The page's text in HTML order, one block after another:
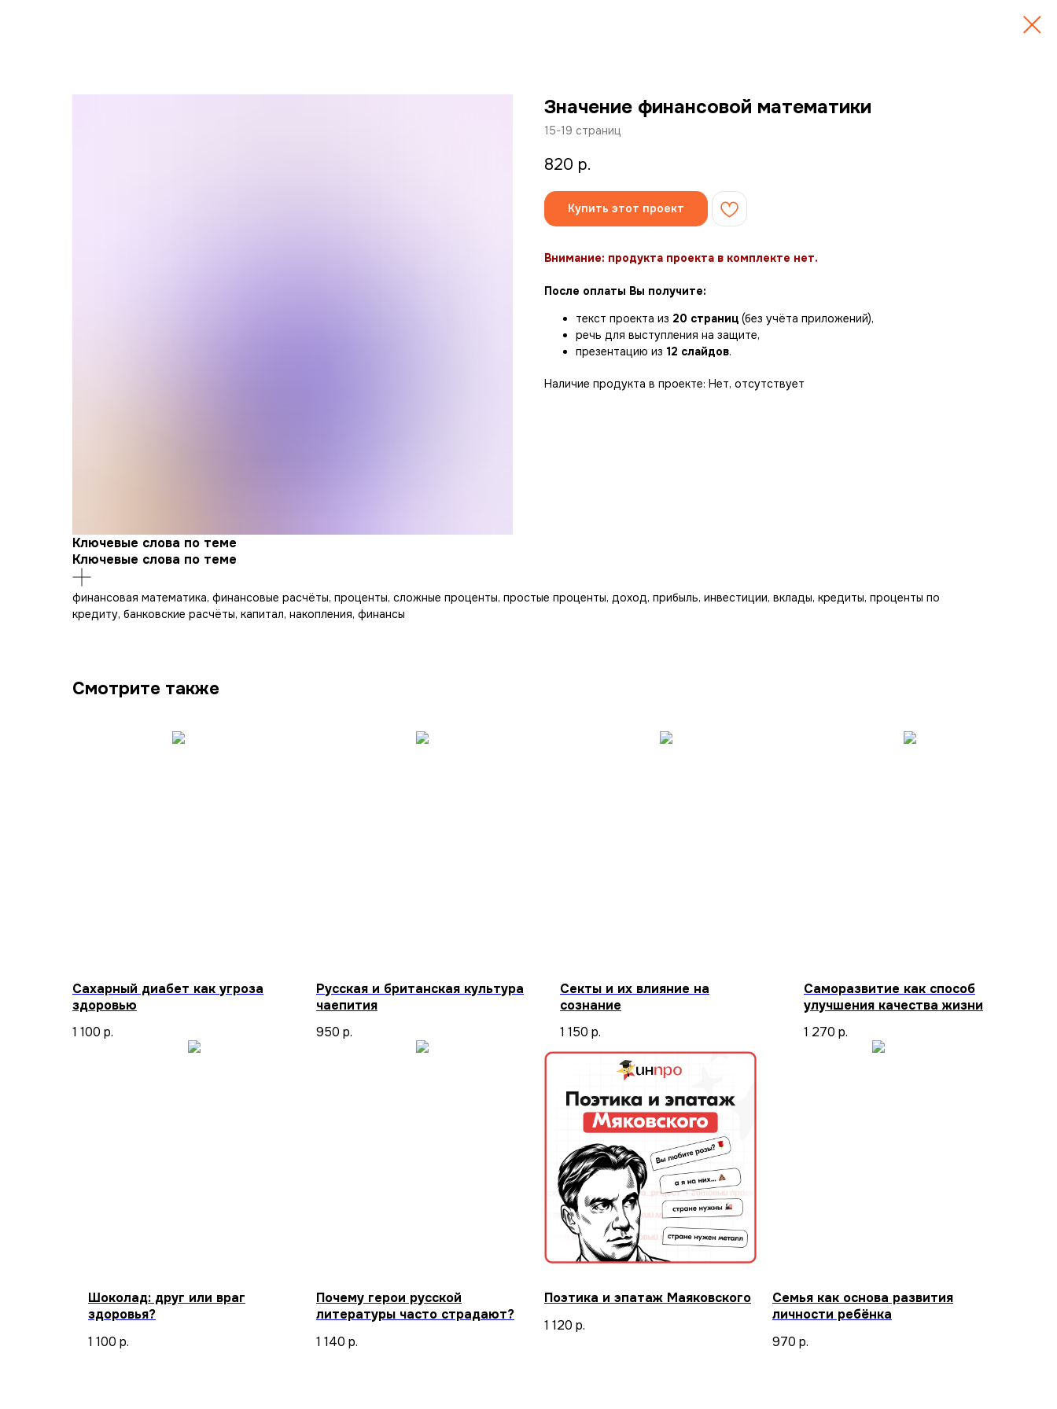
Значение финансовой математики
15-19 страниц
820 р.
Купить этот проект
Внимание: продукта проекта в комплекте нет.
После оплаты Вы получите:
текст проекта из 20 страниц (без учёта приложений),
речь для выступления на защите,
презентацию из 12 слайдов.
Наличие продукта в проекте: Нет, отсутствует
Ключевые слова по теме
Ключевые слова по теме
финансовая математика, финансовые расчёты, проценты, сложные проценты, простые проценты, доход, прибыль, инвестиции, вклады, кредиты, проценты по
кредиту, банковские расчёты, капитал, накопления, финансы
Смотрите также
Сахарный диабет как угроза
здоровью
1 100 р.
Русская и британская культура
чаепития
950 р.
Секты и их влияние на
сознание
1 150 р.
Саморазвитие как способ
улучшения качества жизни
1 270 р.
Шоколад: друг или враг
здоровья?
1 100 р.
Почему герои русской
литературы часто страдают?
1 140 р.
Поэтика и эпатаж Маяковского
1 120 р.
Семья как основа развития
личности ребёнка
970 р.